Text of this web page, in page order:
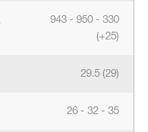
943 - 950 - 330
(+25)
29.5 (29)
26 - 32 - 35